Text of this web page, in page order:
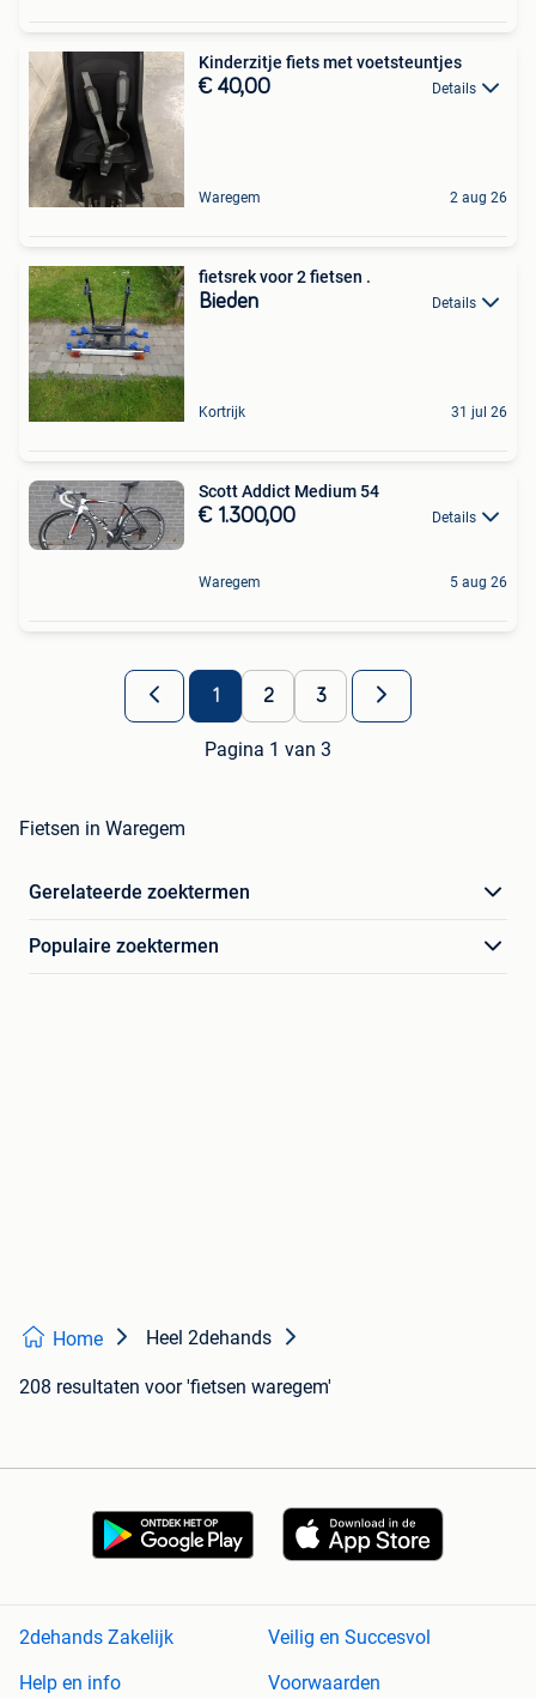
Kinderzitje fiets met voetsteuntjes
€ 40,00 Details
Waregem 2 aug 26
fietsrek voor 2 fietsen .
Bieden Details
Kortrijk 31 jul 26
Scott Addict Medium 54
€ 1.300,00 Details
Waregem 5 aug 26
1 2 3
Pagina 1 van 3
Fietsen in Waregem
Gerelateerde zoektermen
Populaire zoektermen
Home Heel 2dehands
208 resultaten voor 'fietsen waregem'
2dehands Zakelijk
Veilig en Succesvol
Help en info
Voorwaarden